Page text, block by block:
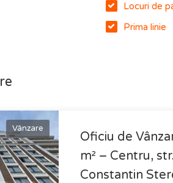
Locuri de
Prima linie
Vânzare
Oficiu de
m² – Centru,
Constantin